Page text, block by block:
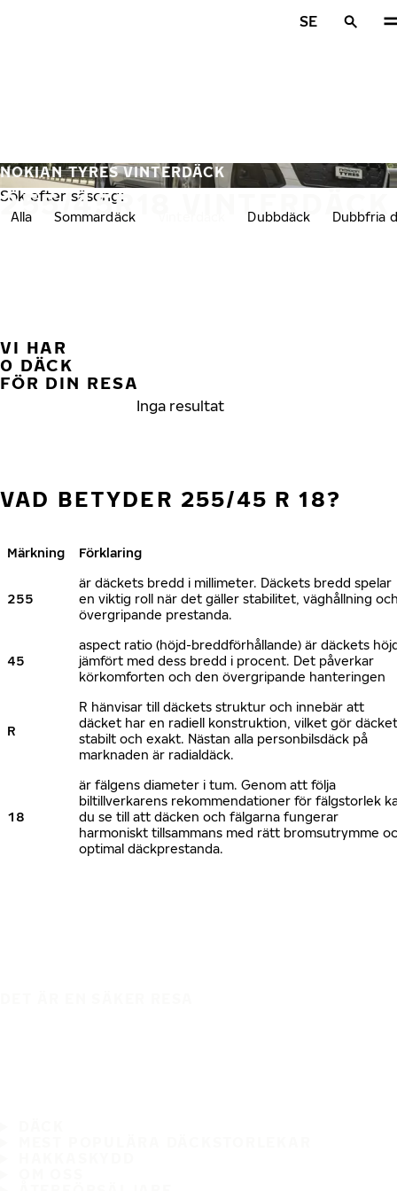
SE
255/45R18 VINTERDÄCK
NOKIAN TYRES VINTERDÄCK
Sök efter säsong:
Alla Sommardäck Dubbdäck Dubbfria
VI HAR
0 DÄCK
FÖR DIN RESA
Inga resultat
VAD BETYDER 255/45 R 18?
Märkning Förklaring
255
är däckets bredd i millimeter. Däckets bredd spelar
en viktig roll när det gäller stabilitet, väghållning
övergripande prestanda.
45
aspect ratio (höjd-breddförhållande) är däckets
jämfört med dess bredd i procent. Det påverkar
körkomforten och den övergripande hanteringen
R
R hänvisar till däckets struktur och innebär att
däcket har en radiell konstruktion, vilket gör däcket
stabilt och exakt. Nästan alla personbilsdäck på
marknaden är radialdäck.
18
är fälgens diameter i tum. Genom att följa
biltillverkarens rekommendationer för fälgstorlek
du se till att däcken och fälgarna fungerar
harmoniskt tillsammans med rätt bromsutrymme
optimal däckprestanda.